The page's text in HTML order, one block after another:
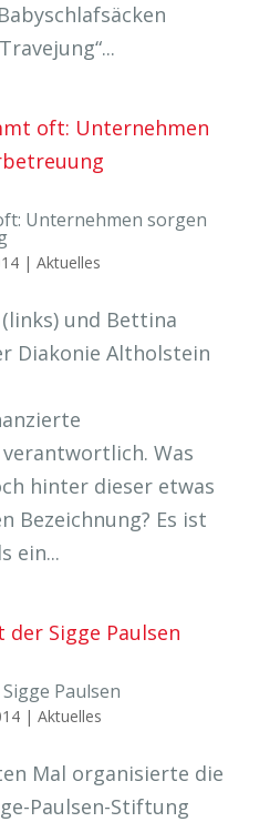
Unternehmen sorgen
| Aktuelles
und Bettina
Diakonie Altholstein
Was
hinter dieser etwas
Bezeichnung? Es ist
ein...
Paulsen
| Aktuelles
Mal organisierte die
Paulsen-Stiftung